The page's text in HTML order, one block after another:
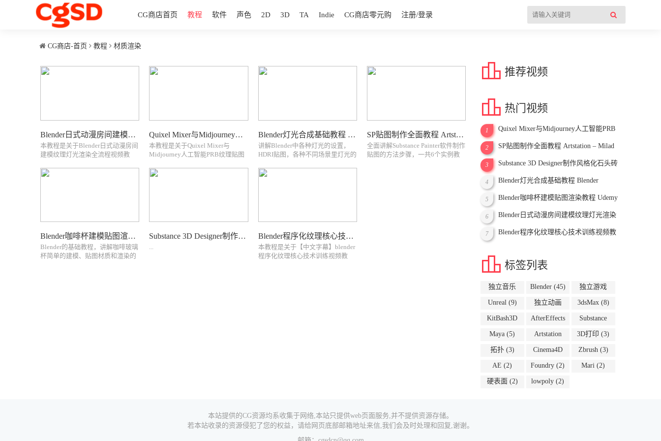
CG商店首页 教程 软件 声色 2D 3D TA Indie CG商店零元购 注册/登录
CG商店-首页 教程 材质渲染
Blender日式动漫房间建模纹理灯光渲染 Aniket Rawat - Create a Stylized Anime Room in Blender
本教程是关于Blender日式动漫房间
建模纹理灯光渲染全流程视频教
GB，MP4高清视频格式，教程使用
Quixel Mixer与Midjourney人工智能PRB纹理贴图制作视频教程
本教程是关于Quixel Mixer与
Midjourney人工智能PRB纹理贴图
分，大小：5.6 GB，MP4高清视频
Blender灯光合成基础教程 Blender Lighting & Compositing For Beginners
讲解Blender中各种灯光的设置，
HDRI贴图，各种不同场景里灯光的
compositing in Blender with our
SP贴图制作全面教程 Artstation – Milad Kambari – Substance Painter Master Course
全面讲解Substance Painter软件制作
贴图的方法步骤，一共6个实例教
Blender咖啡杯建模贴图渲染教程 Udemy – Create a Realistic Coffee Cup in Blender
Blender的基础教程，讲解咖啡玻璃
杯简单的建模、贴图材质和渲染的
Substance 3D Designer制作风格化石头砖块材质！附带原文件下载
...
Blender程序化纹理核心技术训练视频教程
本教程是关于【中文字幕】blender
程序化纹理核心技术训练视频教
 推荐视频
 热门视频
1
Quixel Mixer与Midjourney人工智能PRB
2
SP贴图制作全面教程 Artstation – Milad
3
Substance 3D Designer制作风格化石头砖
4
Blender灯光合成基础教程 Blender
5
Blender咖啡杯建模贴图渲染教程 Udemy
6
Blender日式动漫房间建模纹理灯光渲染
Room in Blender
7
Blender程序化纹理核心技术训练视频教
 标签列表
独立音乐
Blender(45)
独立游戏
Unreal(9)
独立动画
3dsMax(8)
KitBash3D
AfterEffects
Substance
Maya (5)
Artstation
3D打印 (3)
拓扑(3)
Cinema4D
Zbrush(3)
AE (2) Foundry (2) Mari (2)
硬表面 (2) lowpoly (2)
本站提供的CG资源均系收集于网络,本站只提供web页面服务,并不提供资源存储。
若本站收录的资源侵犯了您的权益，请给网页底部邮箱地址来信,我们会及时处理和回复,谢谢。